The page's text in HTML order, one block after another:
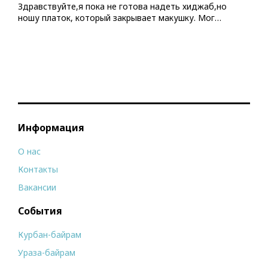
Здравствуйте,я пока не готова надеть хиджаб,но
ношу платок, который закрывает макушку. Мог…
Информация
О нас
Контакты
Вакансии
События
Курбан-байрам
Ураза-байрам